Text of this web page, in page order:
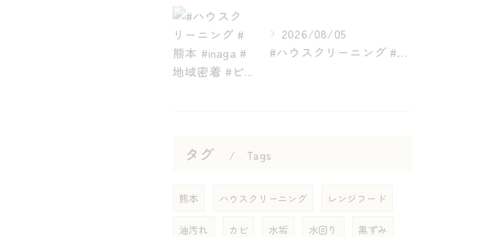
2026/08/05
#ハウスクリーニング #熊本 #inaga #地域密着 #ピ...
タグ Tags
熊本 ハウスクリーニング レンジフード
油汚れ カビ 水垢 水回り 黒ずみ